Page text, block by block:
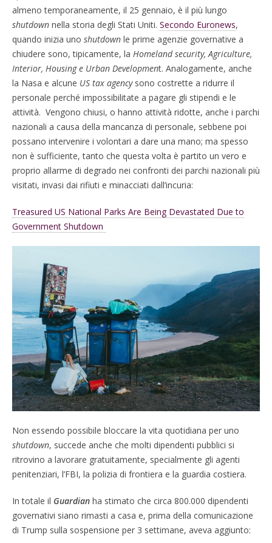
almeno temporaneamente, il 25 gennaio, è il più lungo
shutdown nella storia degli Stati Uniti. Secondo Euronews,
quando inizia uno shutdown le prime agenzie governative a
chiudere sono, tipicamente, la Homeland security, Agriculture,
Interior, Housing e Urban Development. Analogamente, anche
la Nasa e alcune US tax agencysono costrette a ridurre il
personale perché impossibilitate a pagare gli stipendi e le
attività. Vengono chiusi, o hanno attività ridotte, anche i parchi
nazionali a causa della mancanza di personale, sebbene poi
possano intervenire i volontari a dare una mano; ma spesso
non è sufficiente, tanto che questa volta è partito un vero e
proprio allarme di degrado nei confronti dei parchi nazionali più
visitati, invasi dai rifiuti e minacciati dall’incuria:
Treasured US National Parks Are Being Devastated Due to
Government Shutdown
Non essendo possibile bloccare la vita quotidiana per uno
shutdown, succede anche che molti dipendenti pubblici si
ritrovino a lavorare gratuitamente, specialmente gli agenti
penitenziari, l’FBI, la polizia di frontiera e la guardia costiera.
In totale il Guardian ha stimato che circa 800.000 dipendenti
governativi siano rimasti a casa e, prima della comunicazione
di Trump sulla sospensione per 3 settimane, aveva aggiunto: